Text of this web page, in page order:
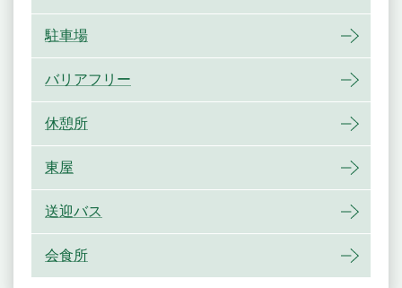
駐車場
バリアフリー
休憩所
東屋
送迎バス
会食所